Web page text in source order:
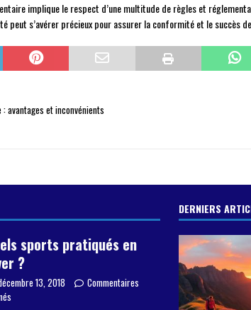
implique le respect d’une multitude de règles et
peut s’avérer précieux pour assurer la conformité et le succès
avantages et inconvénients
sports pratiqués en
?
13, 2018
Commentaires
DERNIERS